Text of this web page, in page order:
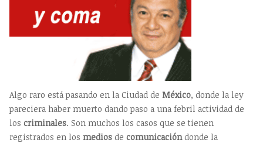
Algo raro está pasando en la Ciudad de México, donde la ley
pareciera haber muerto dando paso a una febril actividad de
los criminales. Son muchos los casos que se tienen
registrados en los medios de comunicacióndonde la